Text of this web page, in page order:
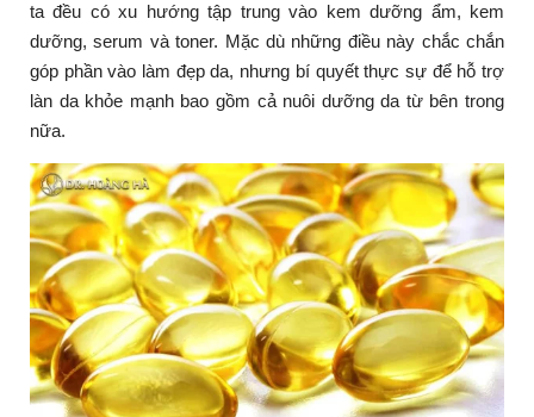
ta đều có xu hướng tập trung vào kem dưỡng ẩm, kem
dưỡng, serum và toner. Mặc dù những điều này chắc chắn
góp phần vào làm đẹp da, nhưng bí quyết thực sự để hỗ trợ
làn da khỏe mạnh bao gồm cả nuôi dưỡng da từ bên trong
nữa.